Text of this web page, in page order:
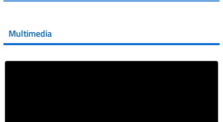
Vai al post →
Multimedia